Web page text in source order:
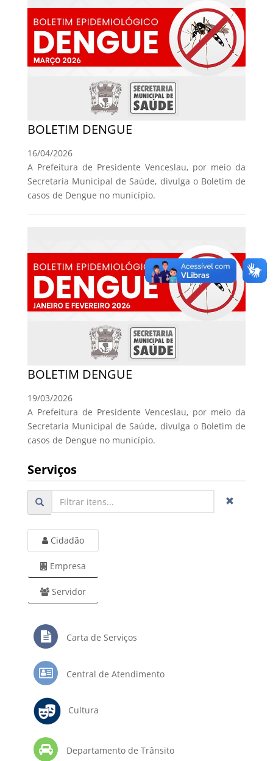
BOLETIM DENGUE
16/04/2026
A Prefeitura de Presidente Venceslau, por meio da
Secretaria Municipal de Saúde, divulga o Boletim de
casos de Dengue no município.
BOLETIM DENGUE
19/03/2026
A Prefeitura de Presidente Venceslau, por meio da
Secretaria Municipal de Saúde, divulga o Boletim de
casos de Dengue no município.
Serviços
Cidadão
Empresa
Servidor
Carta de Serviços
Central de Atendimento
Cultura
Departamento de Trânsito